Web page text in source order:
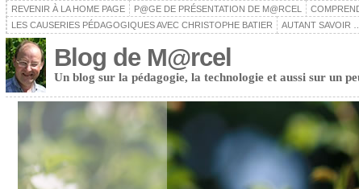
REVENIR À LA HOME PAGE P@GE DE PRÉSENTATION DE M@RCEL
LES CAUSERIES PÉDAGOGIQUES AVEC CHRISTOPHE BATIER
AUTANT SAVOIR
Blog de M@rcel
Un blog sur la pédagogie, la technologie et aussi sur un